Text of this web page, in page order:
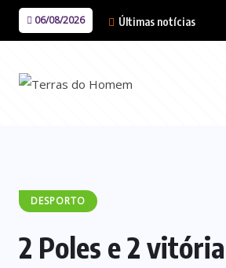
06/08/2026 Últimas notícias
DESPORTO
2 Poles e 2